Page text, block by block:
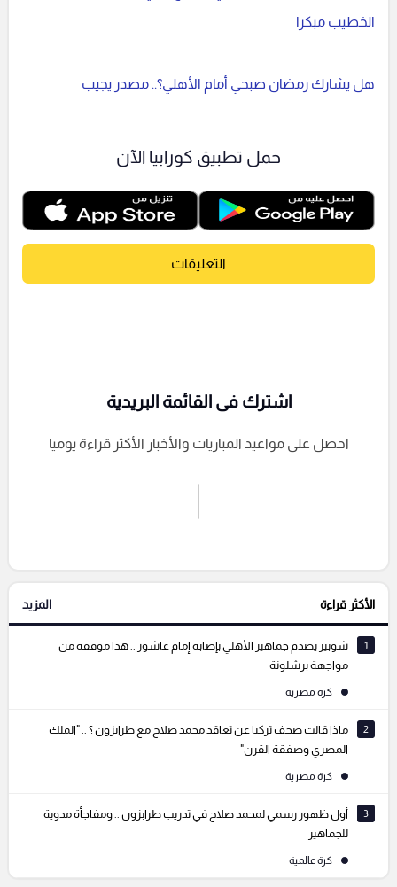
الخطيب مبكرا
هل يشارك رمضان صبحي أمام الأهلي؟.. مصدر يجيب
حمل تطبيق كورابيا الآن
التعليقات
إرسال تعليق
التعليقات السابقة
اشترك فى القائمة البريدية
احصل على مواعيد المباريات والأخبار الأكثر قراءة يوميا
الأكثر قراءة المزيد
1
شوبير يصدم جماهير الأهلي بإصابة إمام عاشور .. هذا موقفه من
مواجهة برشلونة
كرة مصرية
2
ماذا قالت صحف تركيا عن تعاقد محمد صلاح مع طرابزون ؟ .. "الملك
المصري وصفقة القرن"
كرة مصرية
3
أول ظهور رسمي لمحمد صلاح في تدريب طرابزون .. ومفاجأة مدوية
للجماهير
كرة عالمية